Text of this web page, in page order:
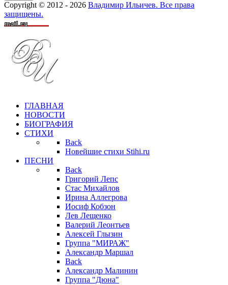
Copyright © 2012 - 2026 Владимир Ильичев. Все права
защищены.
ГЛАВНАЯ
НОВОСТИ
БИОГРАФИЯ
СТИХИ
Back
Новейшие стихи Stihi.ru
ПЕСНИ
Back
Григорий Лепс
Стас Михайлов
Ирина Аллегрова
Иосиф Кобзон
Лев Лещенко
Валерий Леонтьев
Алексей Глызин
Группа "МИРАЖ"
Александр Маршал
Back
Александр Малинин
Группа "Дюна"